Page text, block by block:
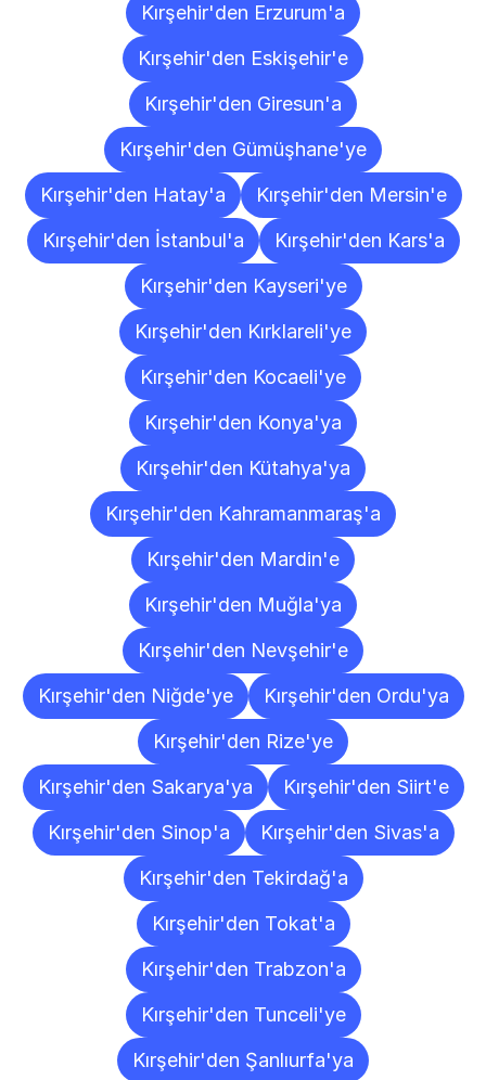
Kırşehir'den Erzurum'a
Kırşehir'den Eskişehir'e
Kırşehir'den Giresun'a
Kırşehir'den Gümüşhane'ye
Kırşehir'den Hatay'a
Kırşehir'den Mersin'e
Kırşehir'den İstanbul'a
Kırşehir'den Kars'a
Kırşehir'den Kayseri'ye
Kırşehir'den Kırklareli'ye
Kırşehir'den Kocaeli'ye
Kırşehir'den Konya'ya
Kırşehir'den Kütahya'ya
Kırşehir'den Kahramanmaraş'a
Kırşehir'den Mardin'e
Kırşehir'den Muğla'ya
Kırşehir'den Nevşehir'e
Kırşehir'den Niğde'ye
Kırşehir'den Ordu'ya
Kırşehir'den Rize'ye
Kırşehir'den Sakarya'ya
Kırşehir'den Siirt'e
Kırşehir'den Sinop'a
Kırşehir'den Sivas'a
Kırşehir'den Tekirdağ'a
Kırşehir'den Tokat'a
Kırşehir'den Trabzon'a
Kırşehir'den Tunceli'ye
Kırşehir'den Şanlıurfa'ya